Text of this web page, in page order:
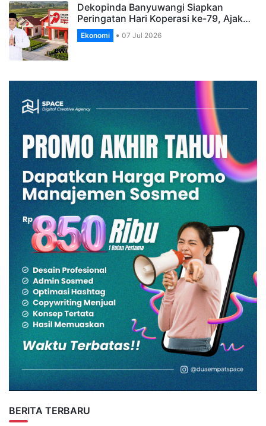
Dekopinda Banyuwangi Siapkan
Peringatan Hari Koperasi ke-79, Ajak…
Ekonomi 07 Jul 2026
BERITA TERBARU